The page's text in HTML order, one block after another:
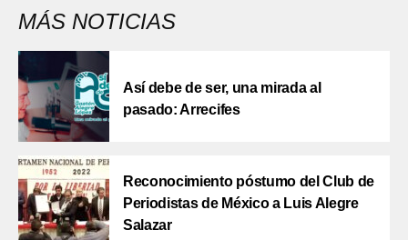
MÁS NOTICIAS
Así debe de ser, una mirada al
pasado: Arrecifes
Reconocimiento póstumo del Club de
Periodistas de México a Luis Alegre
Salazar